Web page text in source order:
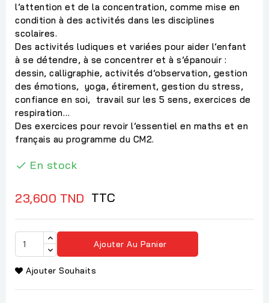
l’attention et de la concentration, comme mise en
condition à des activités dans les disciplines
scolaires.
Des activités ludiques et variées pour aider l’enfant
à se détendre, à se concentrer et à s’épanouir :
dessin, calligraphie, activités d’observation, gestion
des émotions, yoga, étirement, gestion du stress,
confiance en soi, travail sur les 5 sens, exercices de
respiration…
Des exercices pour revoir l’essentiel en maths et en
français au programme du CM2.
 En stock
23,600 TND TTC
Ajouter Au Panier
Ajouter Souhaits